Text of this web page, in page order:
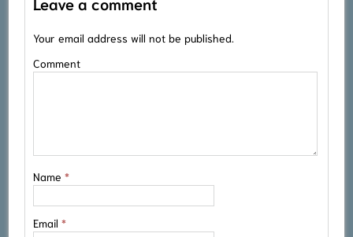
Your email address will not be published.
Comment
Name*
Email*